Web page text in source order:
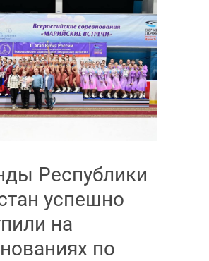
Республики
успешно
на
по